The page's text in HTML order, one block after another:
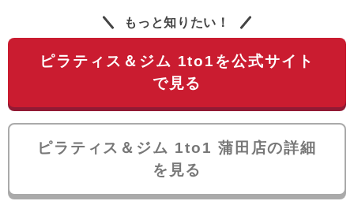
もっと知りたい！
ピラティス＆ジム 1to1を公式サイト
で見る
ピラティス＆ジム 1to1 蒲田店の詳細
を見る